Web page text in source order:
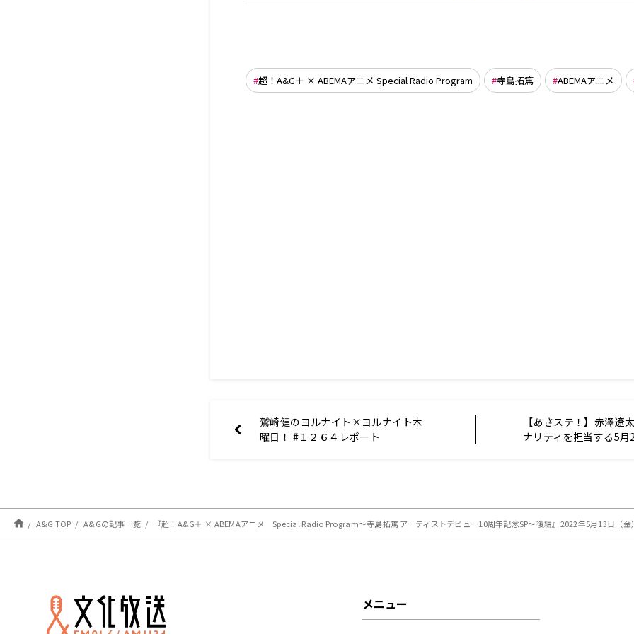
超！A&G＋ × ABEMAアニメ Special Radio Program 寺島拓篤 ABEMAアニメ
鷲崎健のヨルナイト×ヨルナイト木
曜日！ #１２６４レポート
【あさステ！】赤澤遼
ナリティを担当する5月
A&G TOP A&Gの記事一覧 『超！A&G＋ × ABEMAアニメ Special Radio Program～寺島拓篤 アーティストデビュー10周年記念SP～後編』2022年5月13日（金
メニュー